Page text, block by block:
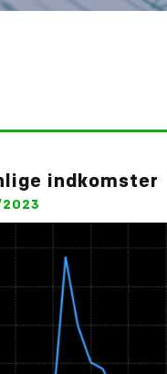
indkomster